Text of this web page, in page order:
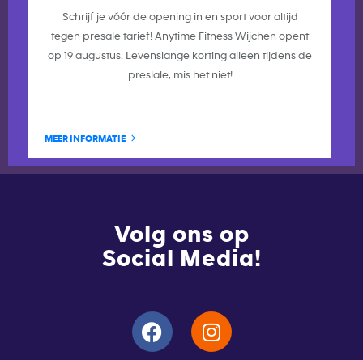
Schrijf je vóór de opening in en sport voor altijd
tegen presale tarief! Anytime Fitness Wijchen opent
op 19 augustus. Levenslange korting alleen tijdens de
preslale, mis het niet!
MEER INFORMATIE
Volg ons op
Social Media!